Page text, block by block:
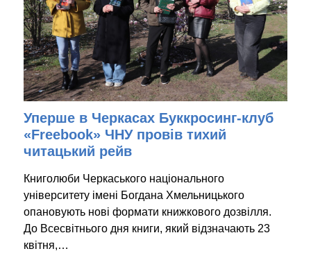
Уперше в Черкасах Буккросинг-клуб
«Freebook» ЧНУ провів тихий
читацький рейв
Книголюби Черкаського національного
університету імені Богдана Хмельницького
опановують нові формати книжкового дозвілля.
До Всесвітнього дня книги, який відзначають 23
квітня,…